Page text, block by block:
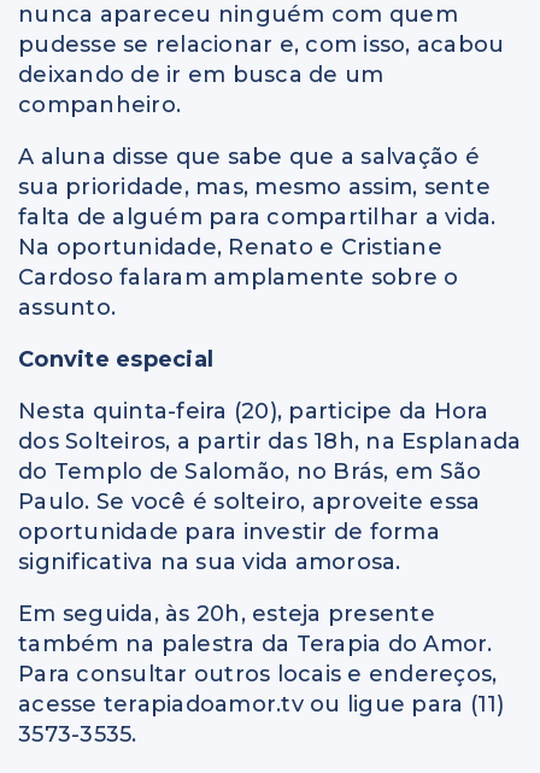
nunca apareceu ninguém com quem
pudesse se relacionar e, com isso, acabou
deixando de ir em busca de um
companheiro.
A aluna disse que sabe que a salvação é
sua prioridade, mas, mesmo assim, sente
falta de alguém para compartilhar a vida.
Na oportunidade, Renato e Cristiane
Cardoso falaram amplamente sobre o
assunto.
Convite especial
Nesta quinta-feira (20), participe da Hora
dos Solteiros, a partir das 18h, na Esplanada
do Templo de Salomão, no Brás, em São
Paulo. Se você é solteiro, aproveite essa
oportunidade para investir de forma
significativa na sua vida amorosa.
Em seguida, às 20h, esteja presente
também na palestra da Terapia do Amor.
Para consultar outros locais e endereços,
acesse terapiadoamor.tv ou ligue para (11)
3573-3535.